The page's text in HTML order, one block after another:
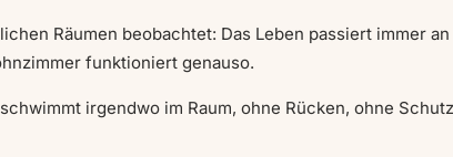
Räumen beobachtet: Das Leben passiert immer
funktioniert genauso.
irgendwo im Raum, ohne Rücken, ohne